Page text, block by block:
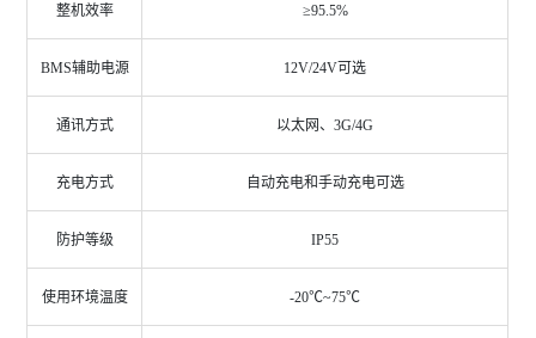
整机效率 ≥95.5%
BMS辅助电源 12V/24V可选
通讯方式 以太网、3G/4G
充电方式 自动充电和手动充电可选
防护等级 IP55
使用环境温度 -20℃~75℃